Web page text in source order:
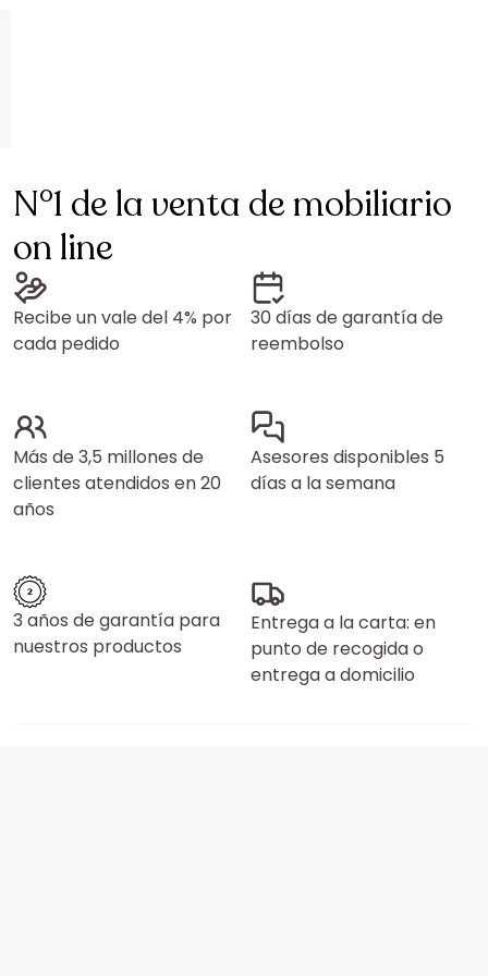
N°1 de la venta de mobiliario
on line
Recibe un vale del 4% por
cada pedido
30 días de garantía de
reembolso
Más de 3,5 millones de
clientes atendidos en 20
años
Asesores disponibles 5
días a la semana
3 años de garantía para
nuestros productos
Entrega a la carta: en
punto de recogida o
entrega a domicilio